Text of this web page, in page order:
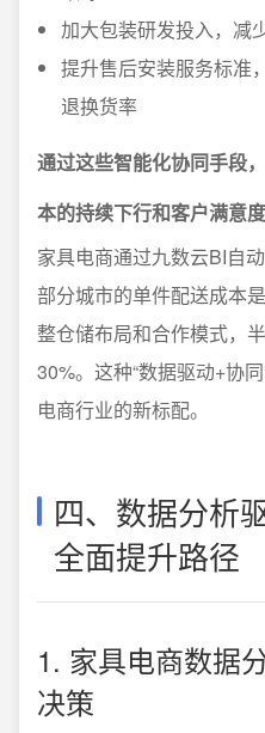
加大包装研发投入，减
提升售后安装服务标准
退换货率
通过这些智能化协同手段
本的持续下行和客户满意
家具电商通过九数云BI自
部分城市的单件配送成本
整仓储布局和合作模式，
30%。这种“数据驱动+协
电商行业的新标配。
四、数据分析
全面提升路径
1. 家具电商数据
决策